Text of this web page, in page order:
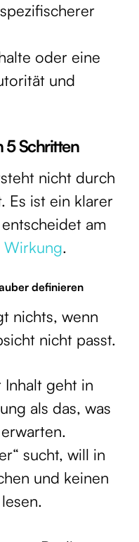
oder eine
und
5 Schritten
nicht durch
Es ist ein klarer
am
Wirkung.
definieren
nichts, wenn
nicht passt.
Inhalt geht in
als das, was
sucht, will in
und keinen